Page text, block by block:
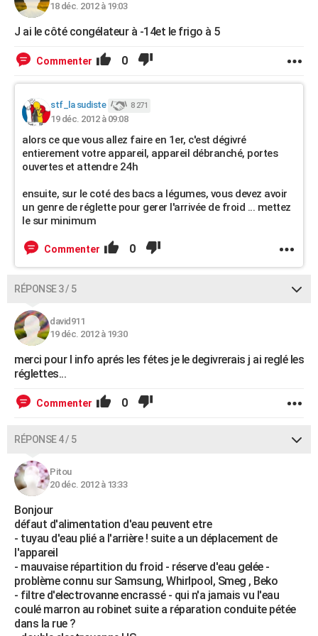
18 déc. 2012 à 19:03
J ai le côté congélateur à -14et le frigo à 5
Commenter 0
stf_la sudiste 8 271
19 déc. 2012 à 09:08
alors ce que vous allez faire en 1er, c'est dégivré
entierement votre appareil, appareil débranché, portes
ouvertes et attendre 24h
ensuite, sur le coté des bacs a légumes, vous devez avoir
un genre de réglette pour gerer l'arrivée de froid ... mettez
le sur minimum
Commenter 0
RÉPONSE 3 / 5
david911
19 déc. 2012 à 19:30
merci pour l info aprés les fétes je le degivrerais j ai reglé les
réglettes...
Commenter 0
RÉPONSE 4 / 5
Pitou
20 déc. 2012 à 13:33
Bonjour
défaut d'alimentation d'eau peuvent etre
- tuyau d'eau plié a l'arrière ! suite a un déplacement de
l'appareil
- mauvaise répartition du froid - réserve d'eau gelée -
problème connu sur Samsung, Whirlpool, Smeg , Beko
- filtre d'electrovanne encrassé - qui n'a jamais vu l'eau
coulé marron au robinet suite a réparation conduite pétée
dans la rue ?